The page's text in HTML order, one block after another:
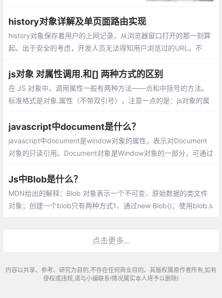
者使用[]作为一个关联数组来存取对象的属
性。但是这两种方式有什么区别了？
history对象详解及单页面路由实现
history对象保存着用户的上网记录，从浏览器窗口打开的那一刻算
起。出于安全的考虑，开发人员无法得知用户浏览过的URL。不
况下实现后退与前进
js对象 对属性调用.和[] 两种方式的区别
在 JS 对象中，调用属性一般有两种方法——点和中括号的方法。
标准格式是对象.属性（不带双引号），注意一点的是：js对象的属
ey数字啊，表达式啊等等
javascript中document是什么？
javascript中document是window对象的属性，表示对Document
对象的只读引用。Document对象是Window对象的一部分，可通过
Js中Blob是什么？
MDN给出的解释：Blob 对象表示一个不可变、原始数据的类文件
对象；创建一个blob只有两种方式1、通过new Blob()；使用blob.s
点击更多...
内容以共享、参考、研究为目的,不存在任何商业目的。其版权属原作者所有,如有
侵权或违规,请与小编联系!情况属实本人将予以删除!